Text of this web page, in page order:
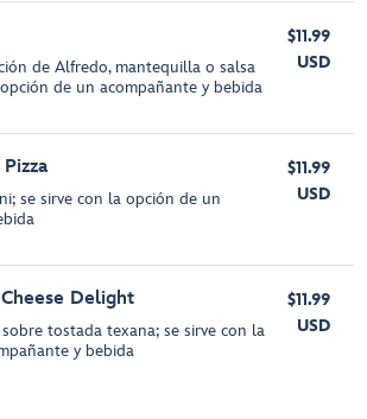
de Alfredo, mantequilla o salsa
de un acompañante y bebida
$11.99
USD
se sirve con la opción de un
$11.99
USD
Delight
tostada texana; se sirve con la
y bebida
$11.99
USD